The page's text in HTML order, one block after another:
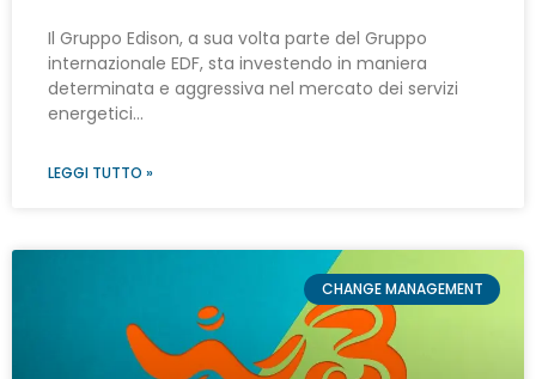
Il Gruppo Edison, a sua volta parte del Gruppo
internazionale EDF, sta investendo in maniera
determinata e aggressiva nel mercato dei servizi
energetici…
LEGGI TUTTO »
CHANGE MANAGEMENT